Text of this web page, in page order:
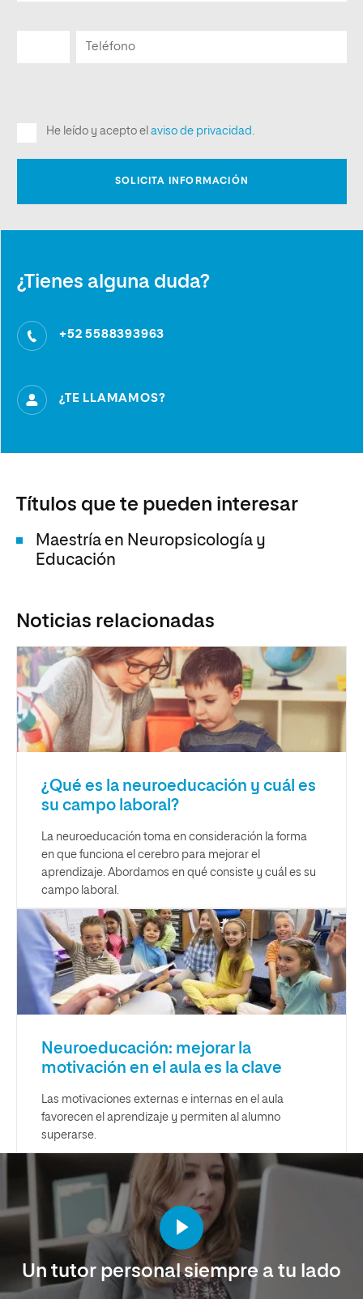
¿Tienes alguna duda?
+52 5588393963
¿TE LLAMAMOS?
Títulos que te pueden interesar
Maestría en Neuropsicología y
Educación
Noticias relacionadas
¿Qué es la neuroeducación y cuál es
su campo laboral?
La neuroeducación toma en consideración la forma
en que funciona el cerebro para mejorar el
aprendizaje. Abordamos en qué consiste y cuál es su
campo laboral.
Neuroeducación: mejorar la
motivación en el aula es la clave
Las motivaciones externas e internas en el aula
favorecen el aprendizaje y permiten al alumno
superarse.
Un tutor personal siempre a tu lado